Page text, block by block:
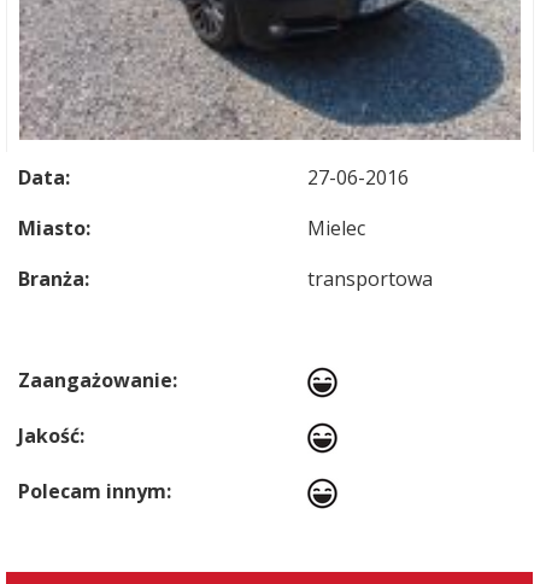
Data:
27-06-2016
Miasto:
Mielec
Branża:
transportowa
Zaangażowanie:
Jakość:
Polecam innym: